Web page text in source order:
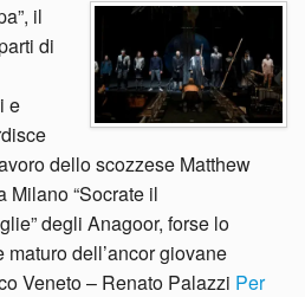
il
di
e
dello scozzese Matthew
Milano “Socrate il
degli Anagoor, forse lo
dell’ancor giovane
Veneto – Renato Palazzi Per